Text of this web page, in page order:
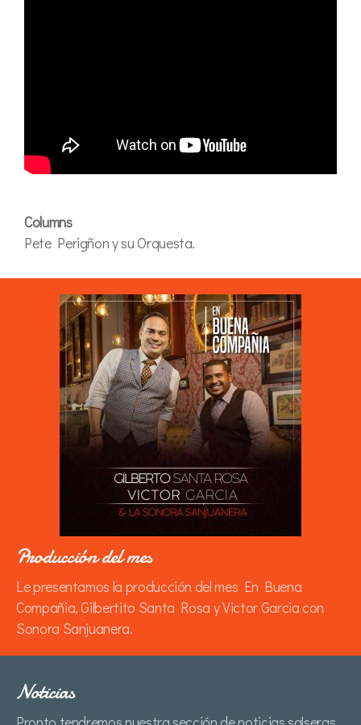
Columns
Pete Perigñon y su Orquesta.
Producción del mes
Le presentamos la producción del mes En Buena
Compañia, Gilbertito Santa Rosa y Victor Garcia con
Sonora Sanjuanera.
Noticias